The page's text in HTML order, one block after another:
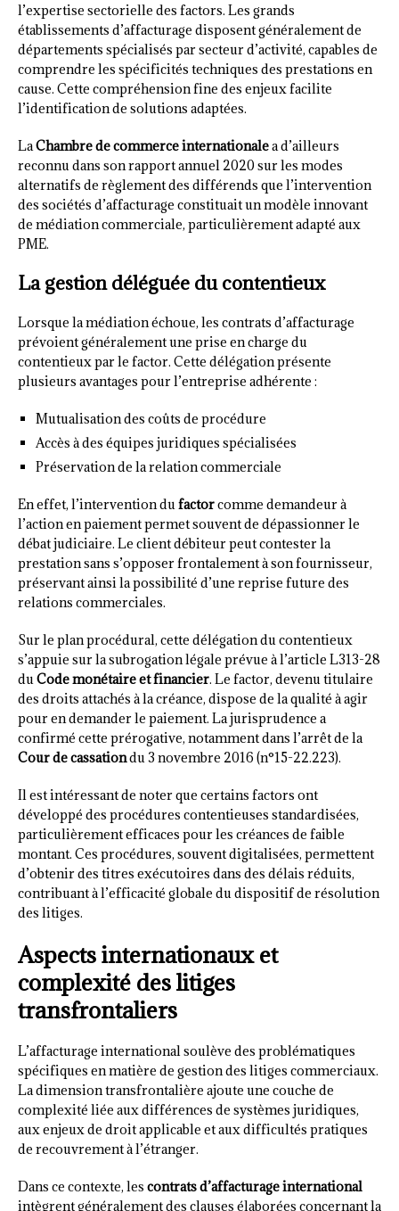
l’expertise sectorielle des factors. Les grands
établissements d’affacturage disposent généralement de
départements spécialisés par secteur d’activité, capables de
comprendre les spécificités techniques des prestations en
cause. Cette compréhension fine des enjeux facilite
l’identification de solutions adaptées.
LaChambre de commerce internationalea d’ailleurs
reconnu dans son rapport annuel 2020 sur les modes
alternatifs de règlement des différends que l’intervention
des sociétés d’affacturage constituait un modèle innovant
de médiation commerciale, particulièrement adapté aux
PME.
La gestion déléguée du contentieux
Lorsque la médiation échoue, les contrats d’affacturage
prévoient généralement une prise en charge du
contentieux par le factor. Cette délégation présente
plusieurs avantages pour l’entreprise adhérente :
Mutualisation des coûts de procédure
Accès à des équipes juridiques spécialisées
Préservation de la relation commerciale
En effet, l’intervention dufactorcomme demandeur à
l’action en paiement permet souvent de dépassionner le
débat judiciaire. Le client débiteur peut contester la
prestation sans s’opposer frontalement à son fournisseur,
préservant ainsi la possibilité d’une reprise future des
relations commerciales.
Sur le plan procédural, cette délégation du contentieux
s’appuie sur la subrogation légale prévue à l’article L313-28
duCode monétaire et financier. Le factor, devenu titulaire
des droits attachés à la créance, dispose de la qualité à agir
pour en demander le paiement. La jurisprudence a
confirmé cette prérogative, notamment dans l’arrêt de la
Cour de cassationdu 3 novembre 2016 (n°15-22.223).
Il est intéressant de noter que certains factors ont
développé des procédures contentieuses standardisées,
particulièrement efficaces pour les créances de faible
montant. Ces procédures, souvent digitalisées, permettent
d’obtenir des titres exécutoires dans des délais réduits,
contribuant à l’efficacité globale du dispositif de résolution
des litiges.
Aspects internationaux et
complexité des litiges
transfrontaliers
L’affacturage international soulève des problématiques
spécifiques en matière de gestion des litiges commerciaux.
La dimension transfrontalière ajoute une couche de
complexité liée aux différences de systèmes juridiques,
aux enjeux de droit applicable et aux difficultés pratiques
de recouvrement à l’étranger.
Dans ce contexte, les contrats d’affacturage international
intègrent généralement des clauses élaborées concernant la